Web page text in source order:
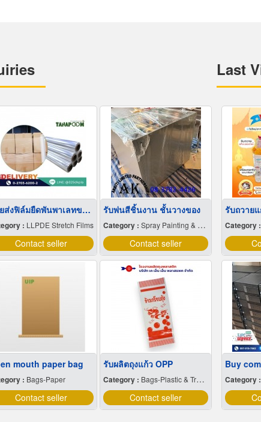
ขายส่งฟิล์มยืดพันพาเลทขนาดพันด้วยมือ Hand wrap
: LLPDE Stretch Films
Contact seller
รับพ่นสีชิ้นงาน ชั้นวางของ
Category :Spray Painting & Finishing
Contact seller
mouth paper bag
: Bags-Paper
Contact seller
รับผลิตถุงแก้ว OPP
Category : Bags-Plastic & Transparent
Contact seller
Last
Category :
Category :